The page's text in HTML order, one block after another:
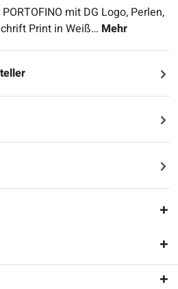
mit DG Logo, Perlen,
Print in Weiß… Mehr